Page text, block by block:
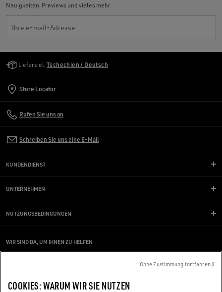
Neuigkeiten, Previews und vieles mehr.
Ihre e-mail-Adresse
Lieferziel: Tschechien / Deutsch
Store Locator
Rufen Sie uns an
Schreiben Sie uns eine E-Mail
KUNDENDIENST
UNTERNEHMEN
NUTZUNGSBEDINGUNGEN
WIR SIND DA, UM IHNEN ZU HELFEN
Verwenden Sie einen Screenreader und haben Schwierigkeiten damit?
COOKIES: WARUM WIR SIE NUTZEN
Ohne Zustimmung fortfahren X